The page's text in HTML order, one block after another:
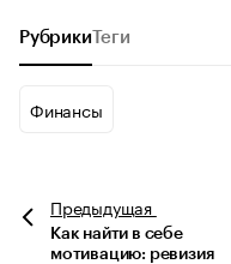
Рубрики Теги
Финансы
Предыдущая
Как найти в себе
мотивацию: ревизия